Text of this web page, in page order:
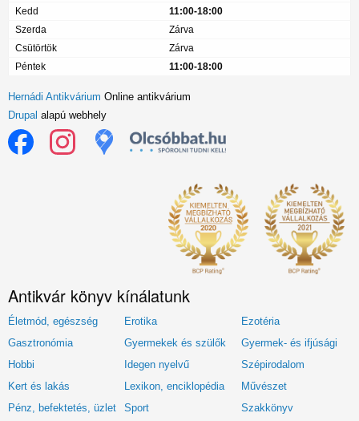
Kedd
11:00-18:00
Szerda
Zárva
Csütörtök
Zárva
Péntek
11:00-18:00
Hernádi Antikvárium Online antikvárium
Drupal alapú webhely
Antikvár könyv kínálatunk
Életmód, egészség Erotika
Ezotéria
Gasztronómia
Gyermekek és szülők
Gyermek- és ifjúsági
Hobbi
Idegen nyelvű
Szépirodalom
Kert és lakás
Lexikon, enciklopédia
Művészet
Pénz, befektetés, üzlet
Sport Szakkönyv